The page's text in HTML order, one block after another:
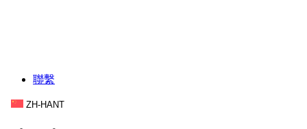
聯繫
ZH-HANT